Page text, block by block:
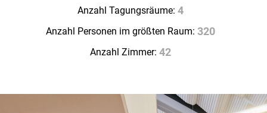
Mit dem freundlichen Service ist das Townhouse
Aufenthalt in der Stadt.
Anzahl Tagungsräume: 4
Anzahl Personen im größten Raum: 320
Anzahl Zimmer: 42